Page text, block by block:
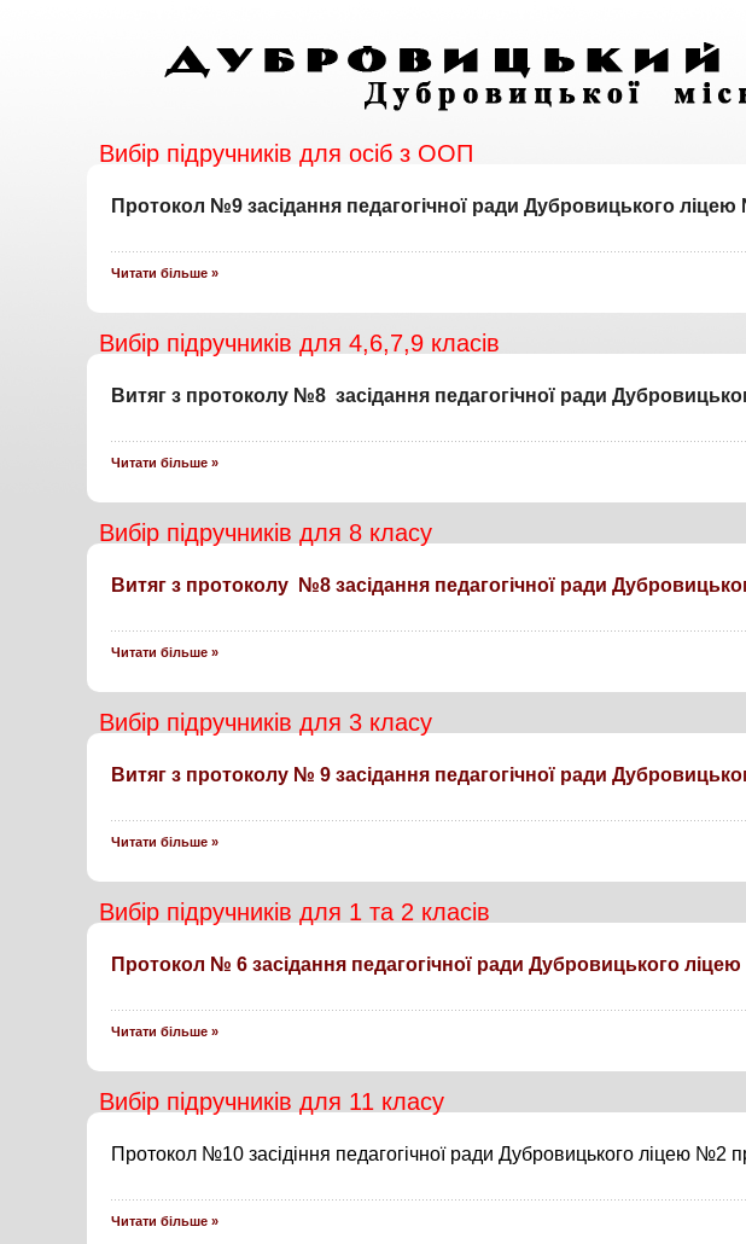
Вибір підручників для осіб з ООП
Протокол №9 засідання педагогічної ради Дубровицького ліцею
Читати більше »
Вибір підручників для 4,6,7,9 класів
Витяг з протоколу №8 засідання педагогічної ради
Читати більше »
Вибір підручників для 8 класу
Витяг з протоколу №8 засідання педагогічної ради
Читати більше »
Вибір підручників для 3 класу
Витяг з протоколу № 9 засідання педагогічної ради
Читати більше »
Вибір підручників для 1 та 2 класів
Протокол № 6 засідання педагогічної ради Дубровицького
Читати більше »
Вибір підручників для 11 класу
Протокол №10 засідіння педагогічної ради Дубровицького ліцею №2
Читати більше »